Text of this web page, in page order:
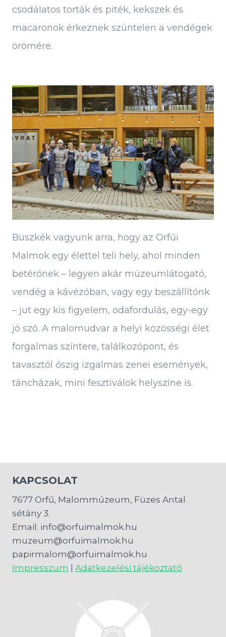
csodálatos torták és piték, kekszek és
macaronok érkeznek szüntelen a vendégek
örömére.
Büszkék vagyunk arra, hogy az Orfűi
Malmok egy élettel teli hely, ahol minden
betérőnek – legyen akár múzeumlátogató,
vendég a kávézóban, vagy egy beszállítónk
– jut egy kis figyelem, odafordulás, egy-egy
jó szó. A malomudvar a helyi közösségi élet
forgalmas színtere, találkozópont, és
tavasztól őszig izgalmas zenei események,
táncházak, mini fesztiválok helyszíne is.
KAPCSOLAT
7677 Orfű, Malommúzeum, Füzes Antal
sétány 3.
Email: info@orfuimalmok.hu
muzeum@orfuimalmok.hu
papirmalom@orfuimalmok.hu
Impresszum
Adatkezelési tájékoztató